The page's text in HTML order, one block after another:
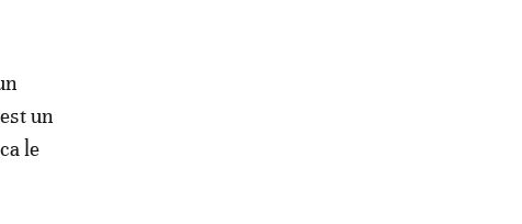
un
le